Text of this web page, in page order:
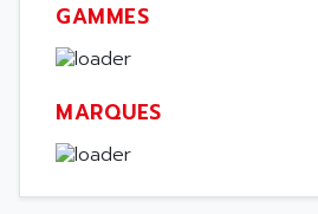
Ecran
Entrée / Sortie
Module Métier
Moteur
GAMMES
MARQUES